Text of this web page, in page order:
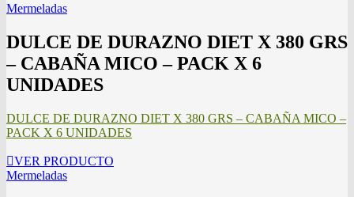
Mermeladas
DULCE DE DURAZNO DIET X 380 GRS
– CABAÑA MICO – PACK X 6
UNIDADES
DULCE DE DURAZNO DIET X 380 GRS – CABAÑA MICO –
PACK X 6 UNIDADES
VER PRODUCTO
Mermeladas